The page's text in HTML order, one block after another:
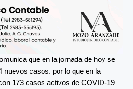
que en la jornada de hoy se
nuevos casos, por lo que en la
173 casos activos de COVID-19